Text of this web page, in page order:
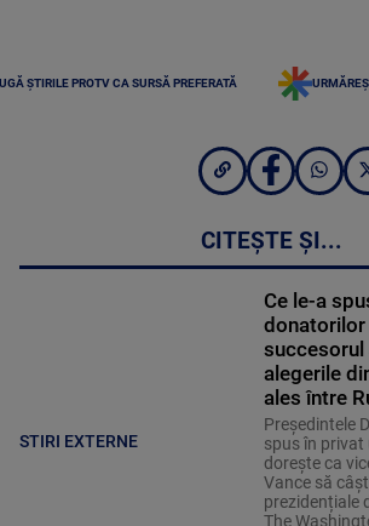
ȘTIRILE PROTV CA SURSĂ PREFERATĂ
CITEȘTE ȘI...
STIRI EXTERNE
Ce le-a
donatorilor
succesorul
alegerile
ales între
Președintele
spus în
dorește ca
Vance să
prezidențiale
The